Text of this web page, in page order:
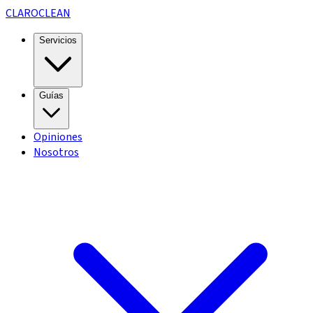
CLAROCLEAN
Servicios
Guías
Opiniones
Nosotros